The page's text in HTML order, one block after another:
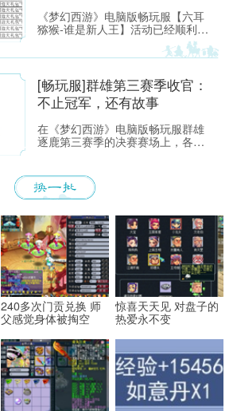
《梦幻西游》电脑版畅玩服【六耳
猕猴-谁是新人王】活动已经顺利落
下帷幕，恭喜以下玩家获得[ROG
玩家国度]周边奖励！ （活动详情
[畅玩服]群雄第三赛季收官：
不止冠军，还有故事
在《梦幻西游》电脑版畅玩服群雄
逐鹿第三赛季的决赛赛场上，各位
面，就带各位少侠了解一下吧！
240多次门贡兑换 师
父感觉身体被掏空
惊喜天天见 对盘子的
热爱永不变